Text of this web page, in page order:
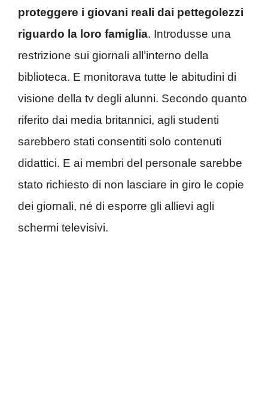
proteggere i giovani reali dai pettegolezzi
riguardo la loro famiglia. Introdusse una
restrizione sui giornali all’interno della
biblioteca. E monitorava tutte le abitudini di
visione della tv degli alunni. Secondo quanto
riferito dai media britannici, agli studenti
sarebbero stati consentiti solo contenuti
didattici. E ai membri del personale sarebbe
stato richiesto di non lasciare in giro le copie
dei giornali, né di esporre gli allievi agli
schermi televisivi.